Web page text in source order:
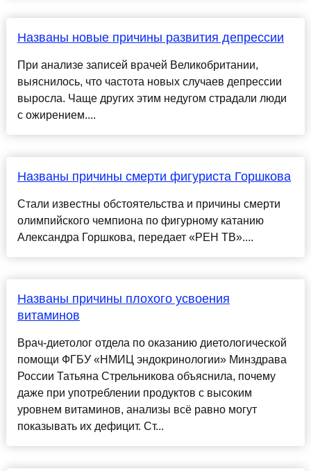
Названы новые причины развития депрессии
При анализе записей врачей Великобритании,
выяснилось, что частота новых случаев депрессии
выросла. Чаще других этим недугом страдали люди
с ожирением....
Названы причины смерти фигуриста Горшкова
Стали известны обстоятельства и причины смерти
олимпийского чемпиона по фигурному катанию
Александра Горшкова, передает «РЕН ТВ»....
Названы причины плохого усвоения
витаминов
Врач-диетолог отдела по оказанию диетологической
помощи ФГБУ «НМИЦ эндокринологии» Минздрава
России Татьяна Стрельникова объяснила, почему
даже при употреблении продуктов с высоким
уровнем витаминов, анализы всё равно могут
показывать их дефицит. Ст...